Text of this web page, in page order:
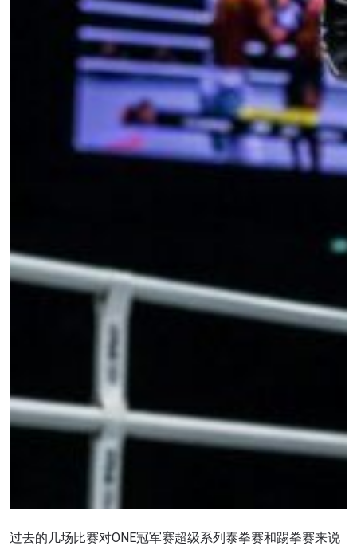
过去的几场比赛对ONE冠军赛超级系列泰拳赛和踢拳赛来说